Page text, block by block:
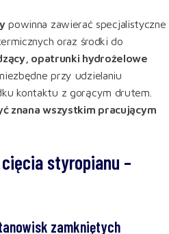
powinna zawierać specjalistyczne
oraz środki do
opatrunki hydrożelowe
przy udzielaniu
kontaktu z gorącym drutem.
znana wszystkim pracującym
styropianu –
zamkniętych